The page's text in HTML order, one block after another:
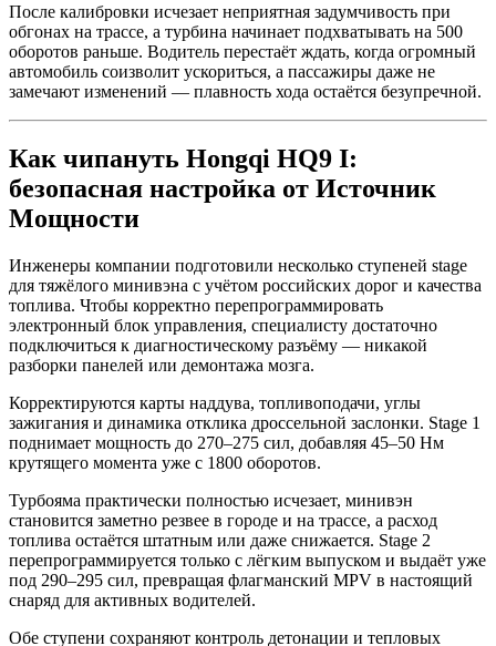
После калибровки исчезает неприятная задумчивость при
обгонах на трассе, а турбина начинает подхватывать на 500
оборотов раньше. Водитель перестаёт ждать, когда огромный
автомобиль соизволит ускориться, а пассажиры даже не
замечают изменений — плавность хода остаётся безупречной.
Как чипануть Hongqi HQ9 I:
безопасная настройка от Источник
Мощности
Инженеры компании подготовили несколько ступеней stage
для тяжёлого минивэна с учётом российских дорог и качества
топлива. Чтобы корректно перепрограммировать
электронный блок управления, специалисту достаточно
подключиться к диагностическому разъёму — никакой
разборки панелей или демонтажа мозга.
Корректируются карты наддува, топливоподачи, углы
зажигания и динамика отклика дроссельной заслонки. Stage 1
поднимает мощность до 270–275 сил, добавляя 45–50 Нм
крутящего момента уже с 1800 оборотов.
Турбояма практически полностью исчезает, минивэн
становится заметно резвее в городе и на трассе, а расход
топлива остаётся штатным или даже снижается. Stage 2
перепрограммируется только с лёгким выпуском и выдаёт уже
под 290–295 сил, превращая флагманский MPV в настоящий
снаряд для активных водителей.
Обе ступени сохраняют контроль детонации и тепловых